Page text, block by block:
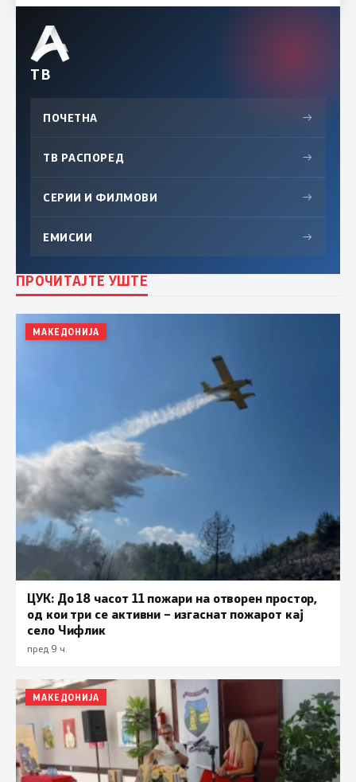
ТВ
ПОЧЕТНА →
ТВ РАСПОРЕД →
СЕРИИ И ФИЛМОВИ →
ЕМИСИИ →
ПРОЧИТАЈТЕ УШТЕ
МАКЕДОНИЈА
ЦУК: До 18 часот 11 пожари на отворен простор,
од кои три се активни – изгаснат пожарот кај
село Чифлик
пред 9 ч.
МАКЕДОНИЈА